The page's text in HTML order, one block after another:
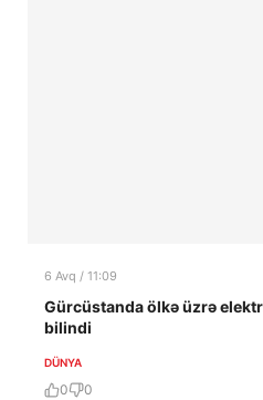
6 Avq / 11:09
Gürcüstanda ölkə üzrə
bilindi
DÜNYA
0 0